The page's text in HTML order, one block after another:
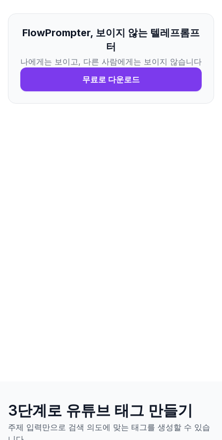
FlowPrompter, 보이지 않는 텔레프롬프
터
나에게는 보이고, 다른 사람에게는 보이지 않습니다
무료로 다운로드
3단계로 유튜브 태그 만들기
주제 입력만으로 검색 의도에 맞는 태그를 생성할 수 있습